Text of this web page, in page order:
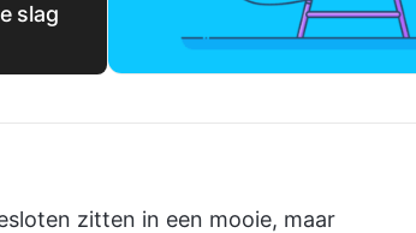
slag
zitten in een mooie, maar